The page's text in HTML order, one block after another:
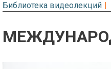
Библиотека видеолекций